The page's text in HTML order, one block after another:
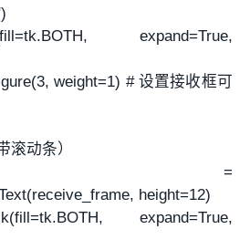
expand=True,
weight=1) # 设置接收框可
滚动条）
=
height=12)
expand=True,